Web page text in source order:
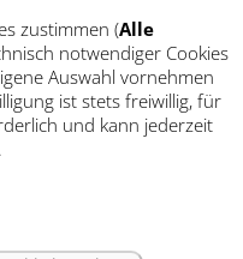
zustimmen (Alle
notwendiger Cookies
Auswahl vornehmen
ist stets freiwillig, für
und kann jederzeit